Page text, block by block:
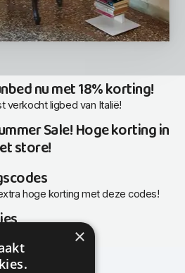
nu met 18% korting!
verkocht ligbed van Italië!
Sale! Hoge korting in
store!
hoge korting met deze codes!
populaire collecties
×